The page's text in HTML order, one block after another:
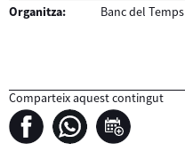
Organitza: Banc del Temps
Comparteix aquest contingut